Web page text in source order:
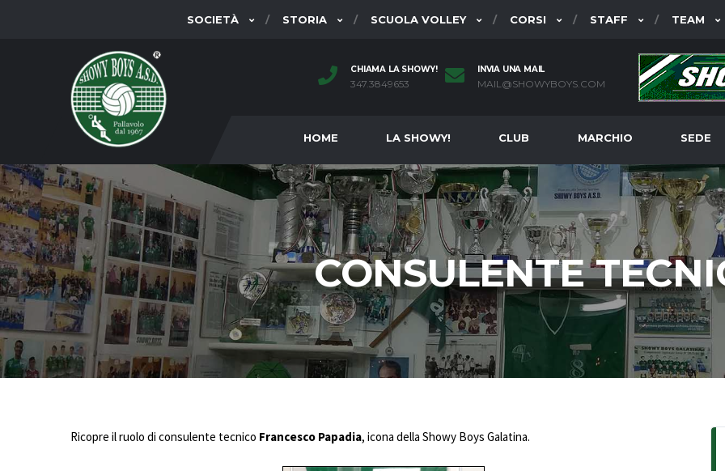
SOCIETÀ STORIA SCUOLA VOLLEY CORSI STAFF TEAM
CHIAMA LA SHOWY!
347.3849653
INVIA UNA MAIL
MAIL@SHOWYBOYS.COM
HOME LA SHOWY! CLUB MARCHIO SEDE
CONSULENTE
Ricopre il ruolo di consulente tecnico Francesco Papadia, icona della Showy Boys Galatina.